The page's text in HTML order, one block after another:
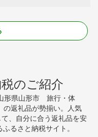
のご紹介
形県山形市 旅行・体
返礼品が勢揃い。人気
、自分に合う返礼品を安
るさと納税サイト。